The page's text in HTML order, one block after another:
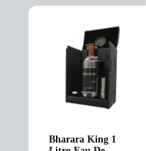
Bharara King 1